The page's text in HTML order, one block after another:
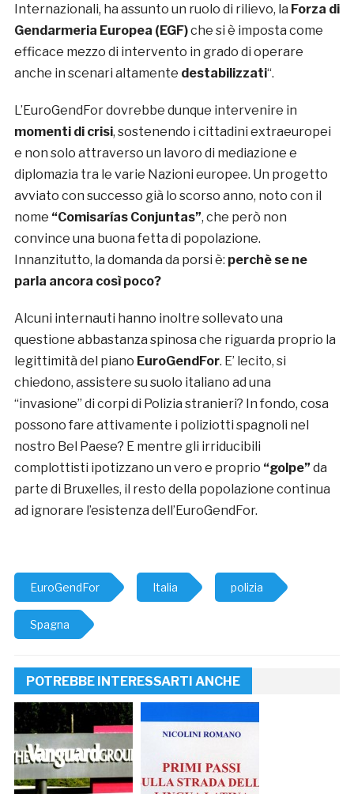
Internazionali, ha assunto un ruolo di rilievo, la Forza di
Gendarmeria Europea (EGF)che si è imposta come
efficace mezzo di intervento in grado di operare
anche in scenari altamente destabilizzati“.
L’EuroGendFor dovrebbe dunque intervenire in
momenti di crisi, sostenendo i cittadini extraeuropei
e non solo attraverso un lavoro di mediazione e
diplomazia tra le varie Nazioni europee. Un progetto
avviato con successo già lo scorso anno, noto con il
nome “Comisarías Conjuntas”, che però non
convince una buona fetta di popolazione.
Innanzitutto, la domanda da porsi è: perchè se ne
parla ancora così poco?
Alcuni internauti hanno inoltre sollevato una
questione abbastanza spinosa che riguarda proprio la
legittimità del piano EuroGendFor. E’ lecito, si
chiedono, assistere su suolo italiano ad una
“invasione” di corpi di Polizia stranieri? In fondo, cosa
possono fare attivamente i poliziotti spagnoli nel
nostro Bel Paese? E mentre gli irriducibili
complottisti ipotizzano un vero e proprio “golpe” da
parte di Bruxelles, il resto della popolazione continua
ad ignorare l’esistenza dell’EuroGendFor.
EuroGendFor Italia polizia
Spagna
POTREBBE INTERESSARTI ANCHE